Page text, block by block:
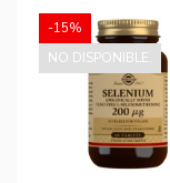
-15%
NO DISPONIBLE.